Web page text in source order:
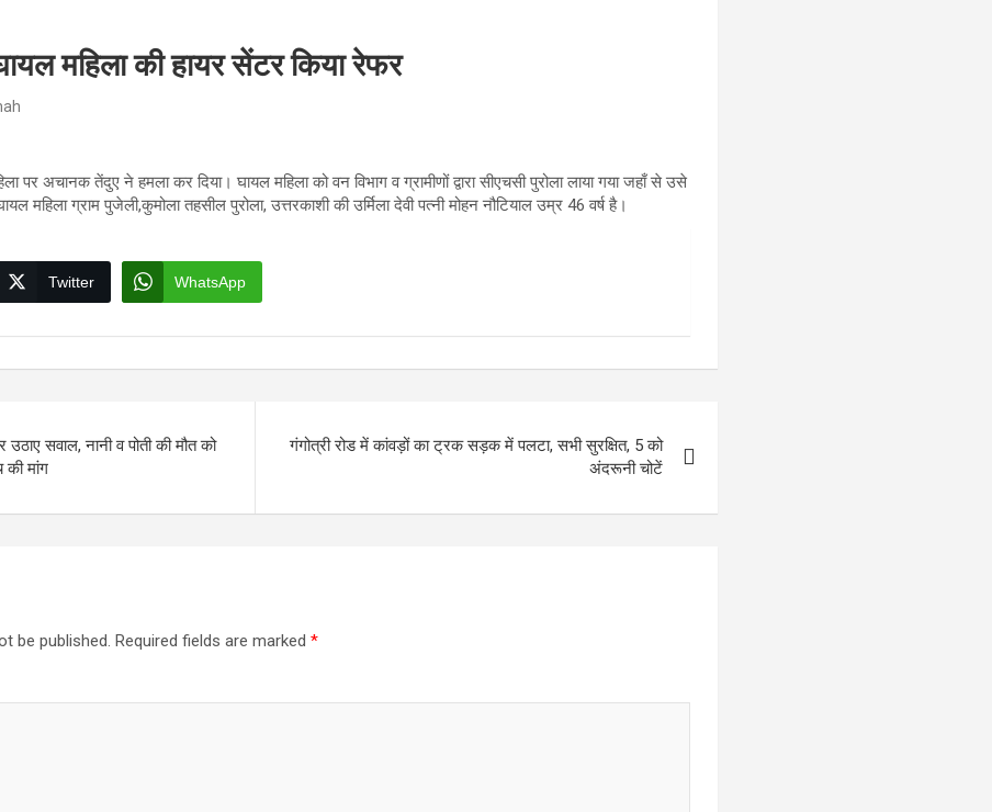
महिला की हायर सेंटर किया रेफर
पर अचानक तेंदुए ने हमला कर दिया। घायल महिला को वन विभाग व ग्रामीणों द्वारा सीएचसी पुरोला लाया गया जहाँ से उसे
महिला ग्राम पुजेली,कुमोला तहसील पुरोला, उत्तरकाशी की उर्मिला देवी पत्नी मोहन नौटियाल उम्र 46 वर्ष है।
Twitter WhatsApp
उठाए सवाल, नानी व पोती की मौत को
मांग
गंगोत्री रोड में कांवड़ों का ट्रक सड़क में पलटा, सभी सुरक्षित, 5 को
अंदरूनी चोटें
be published. Required fields are marked*